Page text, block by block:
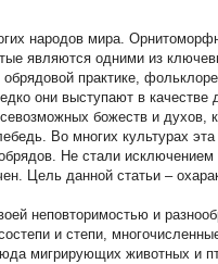
народов мира.
являются одними из
практике,
они выступают в качестве
божеств и духов,
Во многих культурах
Не стали
Цель данной статьи –
неповторимостью и
и степи,
мигрирующих животных и